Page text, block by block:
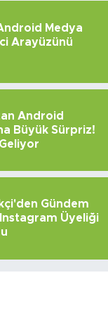
Medya
Arayüzünü
Android
Büyük Sürpriz!
Gündem
Üyeliği